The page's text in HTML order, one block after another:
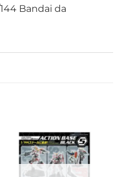
Bandai da